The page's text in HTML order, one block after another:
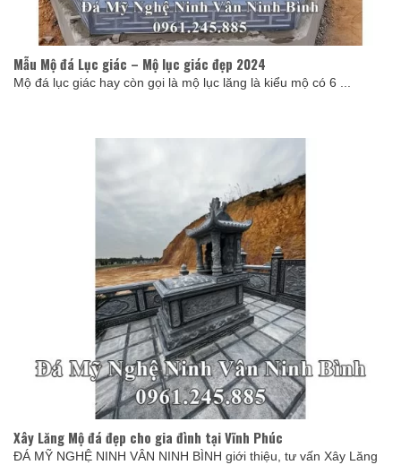
Mẫu Mộ đá Lục giác – Mộ lục giác đẹp 2024
Mộ đá lục giác hay còn gọi là mộ lục lăng là kiểu mộ có 6 ...
Xây Lăng Mộ đá đẹp cho gia đình tại Vĩnh Phúc
ĐÁ MỸ NGHỆ NINH VÂN NINH BÌNH giới thiệu, tư vấn Xây Lăng